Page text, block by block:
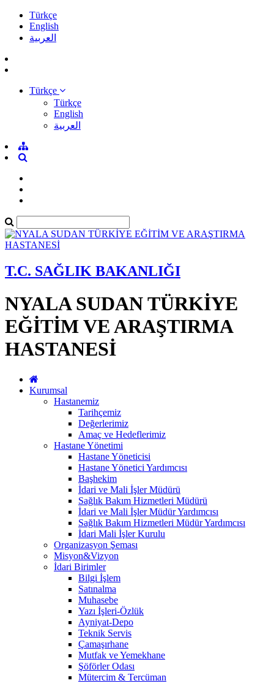
Türkçe
English
العربية
Türkçe
Türkçe
English
العربية
T.C. SAĞLIK BAKANLIĞI
NYALA SUDAN TÜRKİYE
EĞİTİM VE ARAŞTIRMA
HASTANESİ
Kurumsal
Hastanemiz
Tarihçemiz
Değerlerimiz
Amaç ve Hedeflerimiz
Hastane Yönetimi
Hastane Yöneticisi
Hastane Yönetici Yardımcısı
Başhekim
İdari ve Mali İşler Müdürü
Sağlık Bakım Hizmetleri Müdürü
İdari ve Mali İşler Müdür Yardımcısı
Sağlık Bakım Hizmetleri Müdür Yardımcısı
İdari Mali İşler Kurulu
Organizasyon Şeması
Misyon&Vizyon
İdari Birimler
Bilgi İşlem
Satınalma
Muhasebe
Yazı İşleri-Özlük
Ayniyat-Depo
Teknik Servis
Çamaşırhane
Mutfak ve Yemekhane
Şöförler Odası
Mütercim & Tercüman